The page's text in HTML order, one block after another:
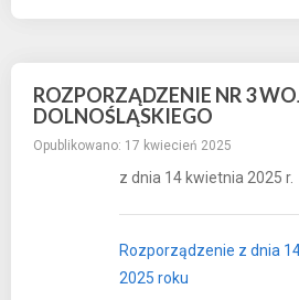
ROZPORZĄDZENIE NR 3
DOLNOŚLĄSKIEGO
Opublikowano: 17 kwiecień 2025
z dnia 14 kwietnia 2025 r.
Rozporządzenie z dnia
2025 roku